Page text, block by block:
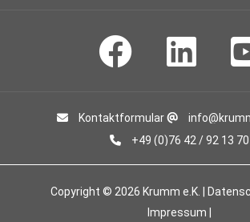
Kontaktformular
+49 (0)76 42 / 92 13 70
Copyright © 2026 Krumm e.K. |
Impressum